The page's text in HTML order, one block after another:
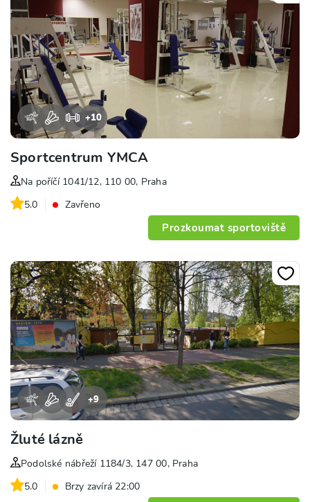
+10
Sportcentrum YMCA
Na poříčí 1041/12, 110 00, Praha
5.0
Zavřeno
Prozkoumat sportoviště
+9
Žluté lázně
Podolské nábřeží 1184/3, 147 00, Praha
5.0
Brzy zavírá 22:00